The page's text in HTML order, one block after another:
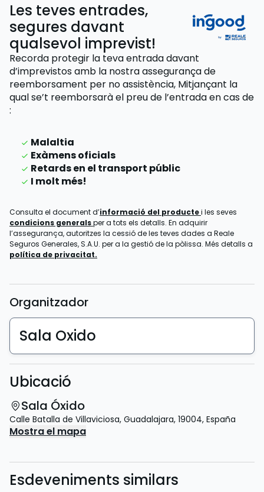
Les teves entrades,
segures davant
qualsevol imprevist!
Recorda protegir la teva entrada davant
d’imprevistos amb la nostra assegurança de
reemborsament per no assistència, Mitjançant la
qual se’t reemborsarà el preu de l’entradaen cas de
:
Malaltia
Exàmens oficials
Retards en el transport públic
I molt més!
Consulta el document d’informació del productei les seves
condicions generalsper a tots els detalls. En adquirir
l’assegurança, autoritzes la cessió de les teves dades a Reale
Seguros Generales, S.A.U. per a la gestió de la pòlissa. Més detalls a
política de privacitat.
Organitzador
Sala Oxido
Ubicació
Sala Óxido
Calle Batalla de Villaviciosa, Guadalajara, 19004, España
Mostra el mapa
Esdeveniments similars